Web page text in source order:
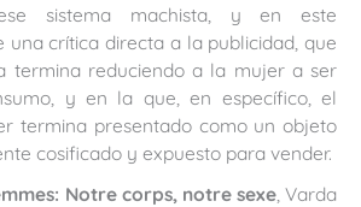
sistema machista, y en este
una crítica directa a la publicidad, que
termina reduciendo a la mujer a ser
y en la que, en específico, el
termina presentado como un objeto
cosificado y expuesto para vender.
Notre corps, notre sexe, Varda